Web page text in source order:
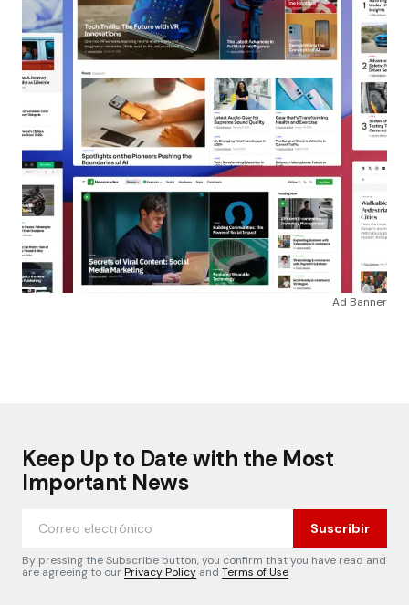
Ad Banner
Keep Up to Date with the Most
Important News
Suscribir
By pressing the Subscribe button, you confirm that you have read and
are agreeing to ourPrivacy Policy and Terms of Use